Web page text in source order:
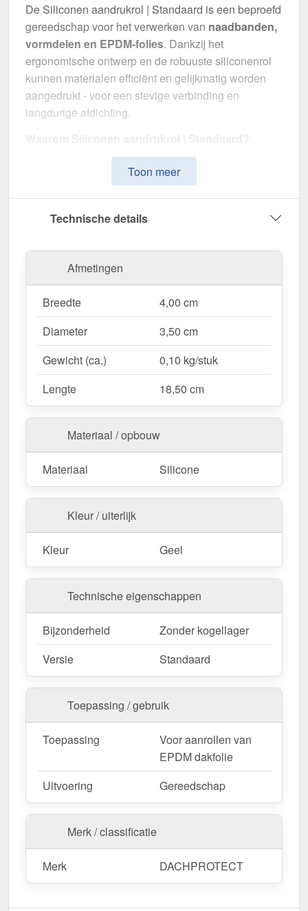
De Siliconen aandrukrol | Standaard is een beproefd
gereedschap voor het verwerken van naadbanden,
vormdelen en EPDM-folies. Dankzij het
ergonomische ontwerp en de robuuste siliconenrol
kunnen materialen efficiënt en gelijkmatig worden
aangedrukt - voor een stevige verbinding en
langdurige afdichting.
Onmisbaar voor EPDM-verwerking
gereedschap voor gegoten tapes,
Technische details– Breedte: 4,00 cm,
Zichtbaar ontwerp
kleur Geel, praktisch op elke bouwplaats.
Uitvoering
– Versie: Standaard.
Bestel nu Siliconen aandrukrol | Standaard –
Voor professionele resultaten bij EPDM
installatie!
Toon meer
Technische details
Afmetingen
Breedte
4,00 cm
Diameter
3,50 cm
Gewicht (ca.)
0,10 kg/stuk
Lengte
18,50 cm
Materiaal / opbouw
Materiaal Silicone
Kleur / uiterlijk
Kleur Geel
Technische eigenschappen
Bijzonderheid
Zonder kogellager
Versie
Standaard
Toepassing / gebruik
Toepassing
Voor aanrollen van
EPDM dakfolie
Uitvoering
Gereedschap
Merk / classificatie
Merk DACHPROTECT